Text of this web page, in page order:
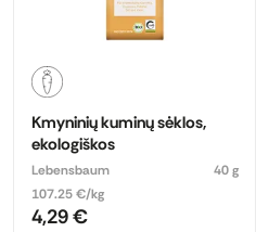
Kmyninių kuminų sėklos,
ekologiškos
Lebensbaum
40 g
107.25 €/kg
4,29 €